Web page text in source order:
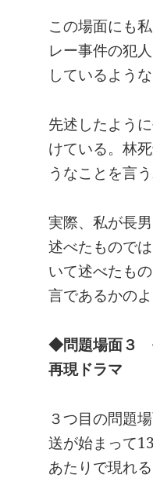
この場面にも
レー事件の犯
しているよう
先述したよう
けている。林
うなことを言
実際、私が長
述べたもので
いて述べたも
言であるかの
◆問題場面３
再現ドラマ
３つ目の問題
送が始まって
あたりで現れる